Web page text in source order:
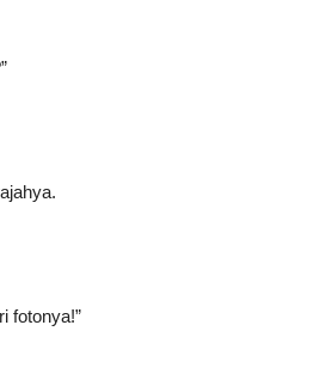
fotonya!”